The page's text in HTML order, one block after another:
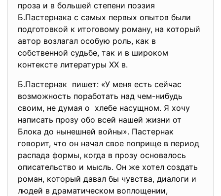
проза и в большей степени поэзия
Б.Пастернака с самых первых опытов были
подготовкой к итоговому роману, на который
автор возлагал особую роль, как в
собственной судьбе, так и в широком
контексте литературы XX в.
Б.Пастернак пишет: «У меня есть сейчас
возможность поработать над чем-нибудь
своим, не думая о хлебе насущном. Я хочу
написать прозу обо всей нашей жизни от
Блока до нынешней войны». Пастернак
говорит, что он начал свое поприще в период
распада формы, когда в прозу основалось
описательство и мысль. Он же хотел создать
роман, который давал бы чувства, диалоги и
людей в драматическом воплощении,